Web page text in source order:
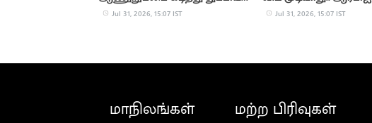
மனைவி
Jul 31, 2026, 15:07 IST
விதிமுறைகள் விளக்கம்
Jul 31, 2026, 15:07 IST
மாநிலங்கள் மற்ற பிரிவுகள்